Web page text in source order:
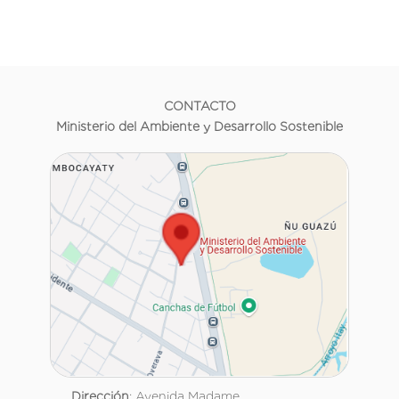
CONTACTO
Ministerio del Ambiente y Desarrollo Sostenible